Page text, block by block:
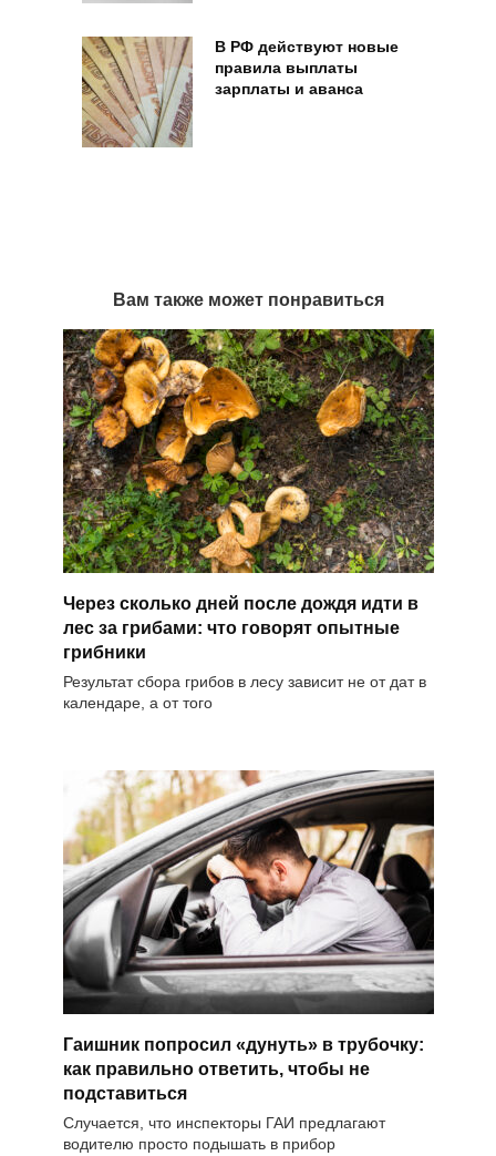
В РФ действуют новые
правила выплаты
зарплаты и аванса
Вам также может понравиться
Через сколько дней после дождя идти в
лес за грибами: что говорят опытные
грибники
Результат сбора грибов в лесу зависит не от дат в
календаре, а от того
Гаишник попросил «дунуть» в трубочку:
как правильно ответить, чтобы не
подставиться
Случается, что инспекторы ГАИ предлагают
водителю просто подышать в прибор